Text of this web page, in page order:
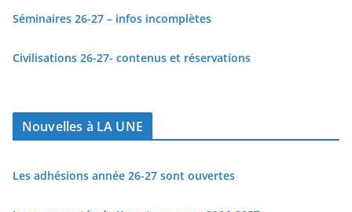
Séminaires 26-27 – infos incomplètes
Civilisations 26-27- contenus et réservations
Nouvelles à LA UNE
Les adhésions année 26-27 sont ouvertes